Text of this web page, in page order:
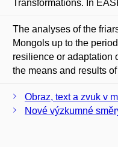
Transformations. In
The analyses of the
Mongols up to the
resilience or adaptation
the means and results
Obraz, text a zvuk v
Nové výzkumné